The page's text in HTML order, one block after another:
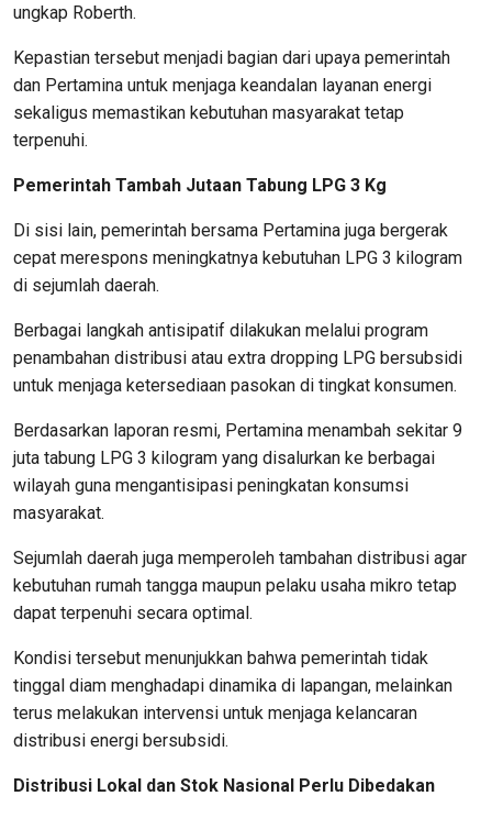
ungkap Roberth.
Kepastian tersebut menjadi bagian dari upaya pemerintah
dan Pertamina untuk menjaga keandalan layanan energi
sekaligus memastikan kebutuhan masyarakat tetap
terpenuhi.
Pemerintah Tambah Jutaan Tabung LPG 3 Kg
Di sisi lain, pemerintah bersama Pertamina juga bergerak
cepat merespons meningkatnya kebutuhan LPG 3 kilogram
di sejumlah daerah.
Berbagai langkah antisipatif dilakukan melalui program
penambahan distribusi atau extra dropping LPG bersubsidi
untuk menjaga ketersediaan pasokan di tingkat konsumen.
Berdasarkan laporan resmi, Pertamina menambah sekitar 9
juta tabung LPG 3 kilogram yang disalurkan ke berbagai
wilayah guna mengantisipasi peningkatan konsumsi
masyarakat.
Sejumlah daerah juga memperoleh tambahan distribusi agar
kebutuhan rumah tangga maupun pelaku usaha mikro tetap
dapat terpenuhi secara optimal.
Kondisi tersebut menunjukkan bahwa pemerintah tidak
tinggal diam menghadapi dinamika di lapangan, melainkan
terus melakukan intervensi untuk menjaga kelancaran
distribusi energi bersubsidi.
Distribusi Lokal dan Stok Nasional Perlu Dibedakan